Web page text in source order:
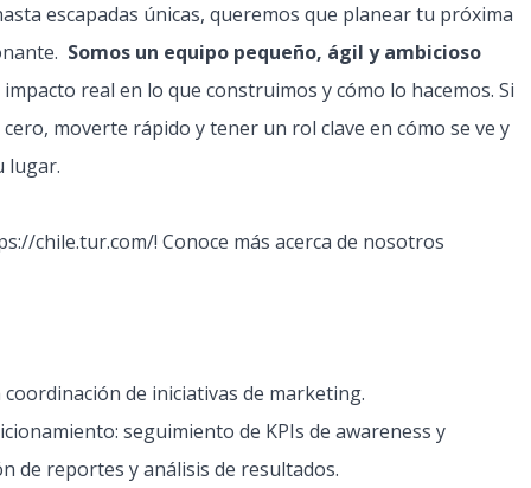
escapadas únicas, queremos que planear tu próxima
Somos un equipo pequeño, ágil y ambicioso
real en lo que construimos y cómo lo hacemos. Si
moverte rápido y tener un rol clave en cómo se ve y
lugar.
chile.tur.com/! Conoce más acerca de nosotros
de iniciativas de marketing.
seguimiento de KPIs de awareness y
de reportes y análisis de resultados.